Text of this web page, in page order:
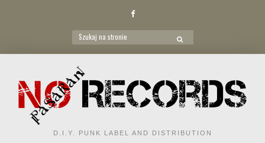
Facebook
Search
for:
SEARCH
D.I.Y. PUNK LABEL AND DISTRIBUTION